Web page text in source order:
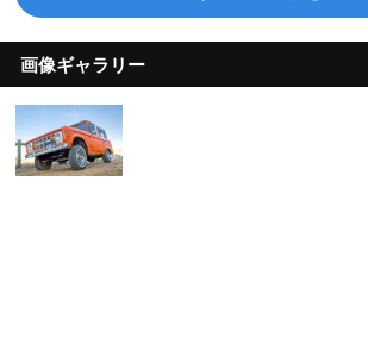
画像ギャラリー